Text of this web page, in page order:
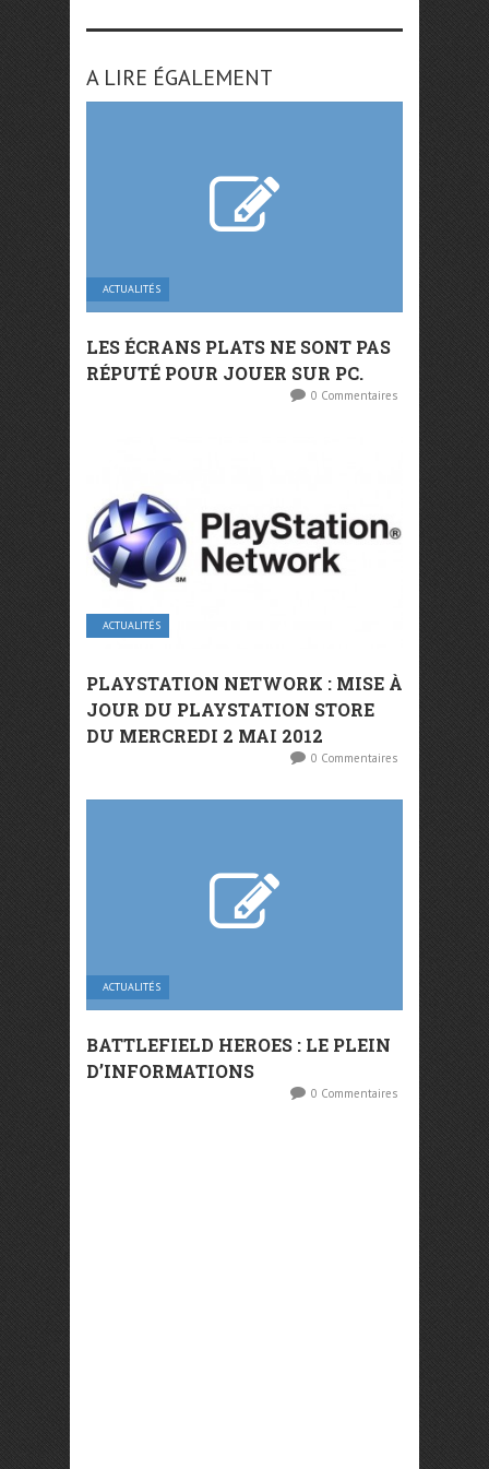
A LIRE ÉGALEMENT
ACTUALITÉS
LES ÉCRANS PLATS NE SONT PAS
RÉPUTÉ POUR JOUER SUR PC.
0 Commentaires
ACTUALITÉS
PLAYSTATION NETWORK : MISE À
JOUR DU PLAYSTATION STORE
DU MERCREDI 2 MAI 2012
0 Commentaires
ACTUALITÉS
BATTLEFIELD HEROES : LE PLEIN
D’INFORMATIONS
0 Commentaires